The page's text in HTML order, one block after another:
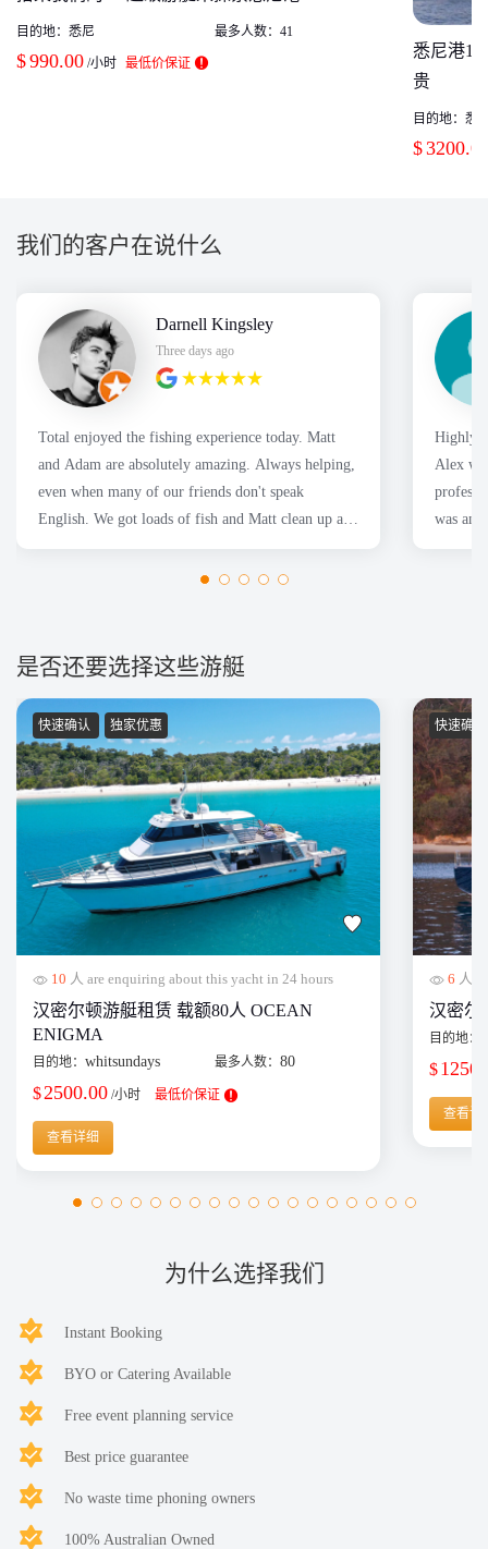
目的地： 悉尼 最多人数：41
$990.00 /小时 最低价保证
悉尼港
贵
目的地：悉
$
我们的客户在说什么
Darnell Kingsley
Three days ago
Total enjoyed the fishing experience today. Matt
and Adam are absolutely amazing. Always helping,
even when many of our friends don't speak
English. We got loads of fish and Matt clean up all
of them for us.
Highly
Alex
was
wanted.
是否还要选择这些游艇
快速确认 独家优惠
10 人 are enquiring about this yacht in 24 hours
汉密尔顿游艇租赁 载额80人 OCEAN
ENIGMA
目的地： whitsundays 最多人数：80
$2500.00 /小时 最低价保证
查看详细
快速确
6 人
汉密尔
目的地：
$
查看详
为什么选择我们
Instant Booking
BYO or Catering Available
Free event planning service
Best price guarantee
No waste time phoning owners
100% Australian Owned